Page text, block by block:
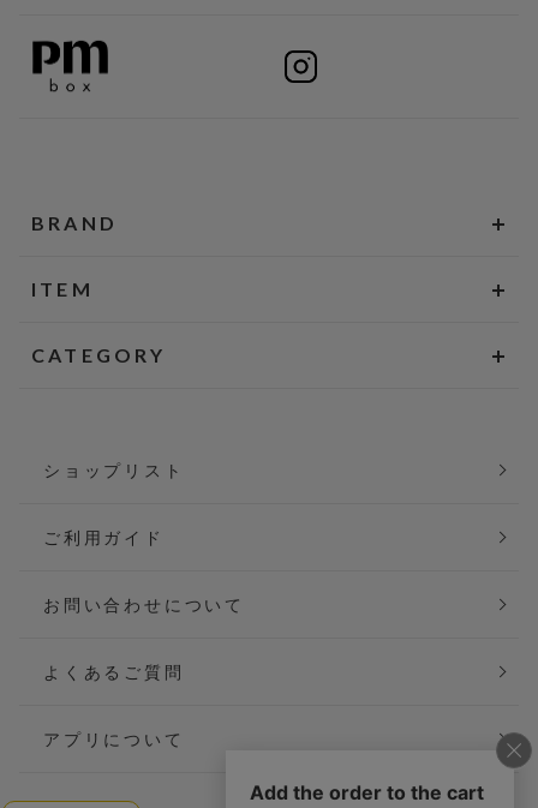
BRAND
ITEM
CATEGORY
ショップリスト
ご利用ガイド
お問い合わせについて
よくあるご質問
アプリについて